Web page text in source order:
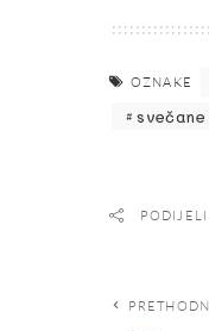
OZNAKE
svečane
PODIJELI